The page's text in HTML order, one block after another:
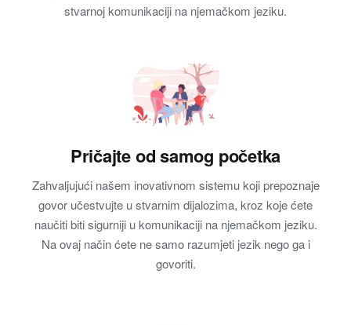
stvarnoj komunikaciji na njemačkom jeziku.
Pričajte od samog početka
Zahvaljujući našem inovativnom sistemu koji prepoznaje
govor učestvujte u stvarnim dijalozima, kroz koje ćete
naučiti biti sigurniji u komunikaciji na njemačkom jeziku.
Na ovaj način ćete ne samo razumjeti jezik nego ga i
govoriti.